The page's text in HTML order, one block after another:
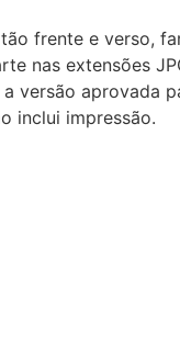
frente e verso,
nas extensões
versão aprovada
inclui impressão.
Entregues